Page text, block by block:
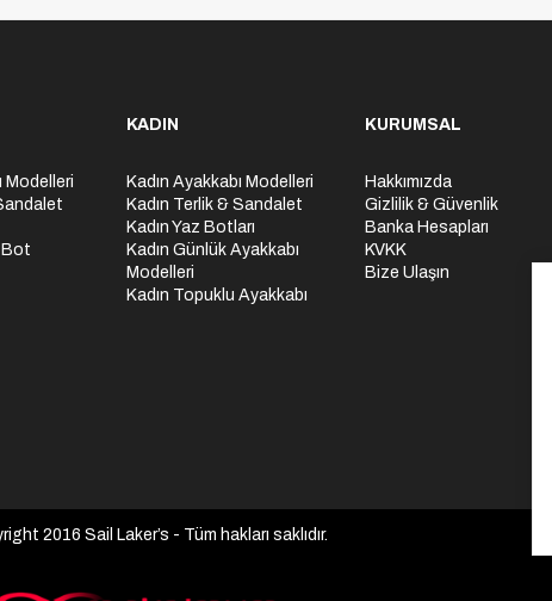
Modelleri
Bot
KADIN
Kadın Ayakkabı Modelleri
Kadın Terlik & Sandalet
Kadın Yaz Botları
Kadın Günlük Ayakkabı
Modelleri
Kadın Topuklu Ayakkabı
KURUMSAL
Hakkımızda
Gizlilik & Güvenlik
Banka Hesapları
KVKK
Bize Ulaşın
2016 Sail Laker’s - Tüm hakları saklıdır.